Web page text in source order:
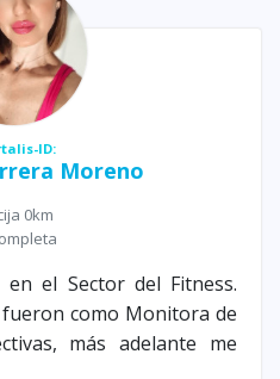
ID:
Moreno
0km
el Sector del Fitness.
como Monitora de
más adelante me